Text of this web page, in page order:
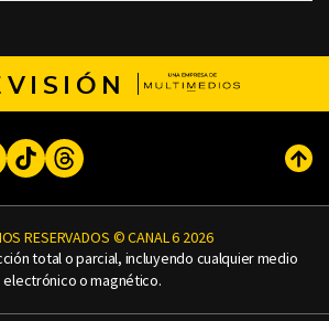
Instagram
TikTokThreads
RESERVADOS © CANAL 6 2026
total o parcial, incluyendo cualquier medio
electrónico o magnético.